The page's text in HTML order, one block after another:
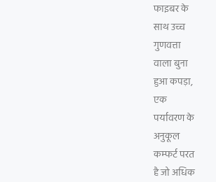
फाइबर के
साथ उच्च
गुणवत्ता
वाला बुना
हुआ कपड़ा,
एक
पर्यावरण के
अनुकूल
कम्फर्ट परत
है जो अधिक